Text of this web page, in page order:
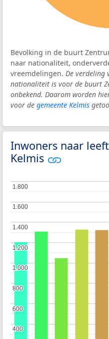
Bevolking in de buurt
naar nationaliteit,
vreemdelingen. De verdeling
nationaliteit is voor de buurt
onbekend. Daarom worden
voor de gemeente Kelmis
Inwoners naar
Kelmis
400
400
600
600
800
800
1.000
1.000
1.200
1.200
1.400
1.400
1.600
1.600
1.800
1.800